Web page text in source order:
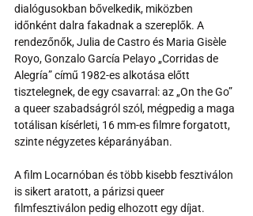
dialógusokban bővelkedik, miközben
időnként dalra fakadnak a szereplők. A
rendezőnők, Julia de Castro és Maria Gisèle
Royo, Gonzalo García Pelayo „Corridas de
Alegría” című 1982-es alkotása előtt
tisztelegnek, de egy csavarral: az „On the Go”
a queer szabadságról szól, mégpedig a maga
totálisan kísérleti, 16 mm-es filmre forgatott,
szinte négyzetes képarányában.
A film Locarnóban és több kisebb fesztiválon
is sikert aratott, a párizsi queer
filmfesztiválon pedig elhozott egy díjat.